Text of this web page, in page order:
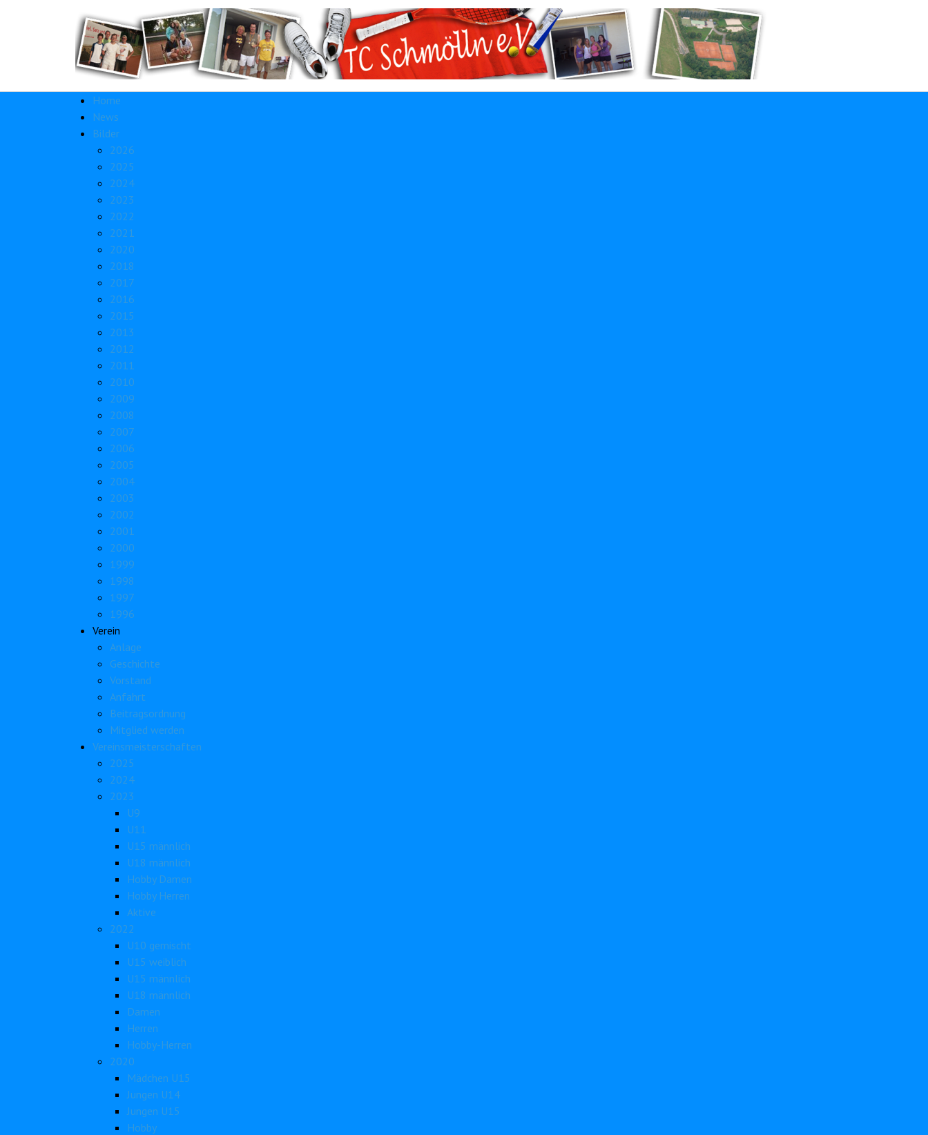
Home
News
Bilder
2026
2025
2024
2023
2022
2021
2020
2018
2017
2016
2015
2013
2012
2011
2010
2009
2008
2007
2006
2005
2004
2003
2002
2001
2000
1999
1998
1997
1996
Verein
Anlage
Geschichte
Vorstand
Anfahrt
Beitragsordnung
Mitglied werden
Vereinsmeisterschaften
2025
2024
2023
U9
U11
U15 männlich
U18 männlich
Hobby Damen
Hobby Herren
Aktive
2022
U10 gemischt
U15 weiblich
U15 männlich
U18 männlich
Damen
Herren
Hobby-Herren
2020
Mädchen U15
Jungen U14
Jungen U15
Hobby